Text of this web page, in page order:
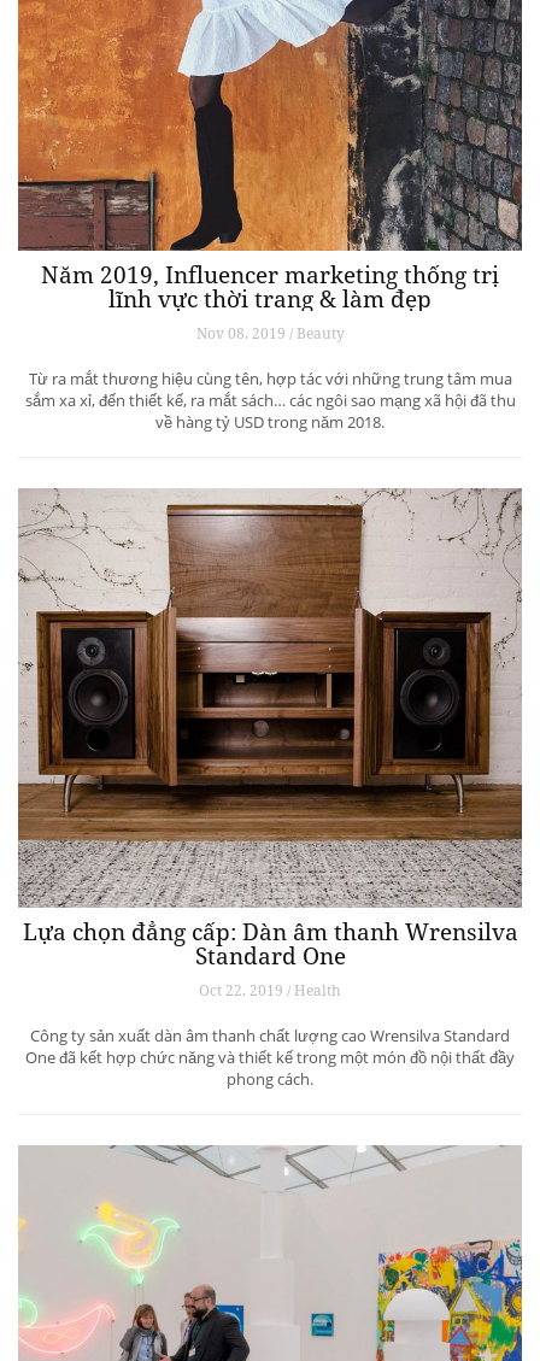
Năm 2019, Influencer marketing thống trị
lĩnh vực thời trang & làm đẹp
Nov 08, 2019 / Beauty
Từ ra mắt thương hiệu cùng tên, hợp tác với những trung tâm mua
sắm xa xỉ, đến thiết kế, ra mắt sách… các ngôi sao mạng xã hội đã thu
về hàng tỷ USD trong năm 2018.
Lựa chọn đẳng cấp: Dàn âm thanh Wrensilva
Standard One
Oct 22, 2019 / Health
Công ty sản xuất dàn âm thanh chất lượng cao Wrensilva Standard
One đã kết hợp chức năng và thiết kế trong một món đồ nội thất đầy
phong cách.